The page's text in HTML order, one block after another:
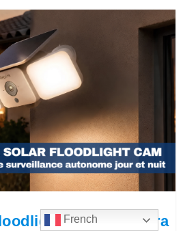
Cam : caméra
French